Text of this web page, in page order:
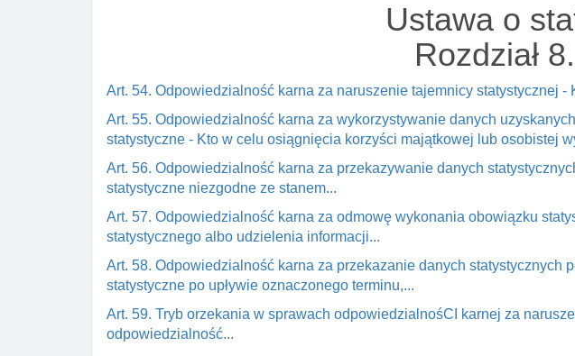
Ustawa o
Rozdział
Art. 54. Odpowiedzialność karna za naruszenie tajemnicy statystycznej
Art. 55. Odpowiedzialność karna za wykorzystywanie danych
statystyczne - Kto w celu osiągnięcia korzyści majątkowej lub osobistej
Art. 56. Odpowiedzialność karna za przekazywanie danych
statystyczne niezgodne ze stanem...
Art. 57. Odpowiedzialność karna za odmowę wykonania obowiązku
statystycznego albo udzielenia informacji...
Art. 58. Odpowiedzialność karna za przekazanie danych
statystyczne po upływie oznaczonego terminu,...
Art. 59. Tryb orzekania w sprawach odpowiedzialnośCI karnej za
odpowiedzialność...